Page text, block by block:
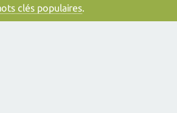
clés populaires.